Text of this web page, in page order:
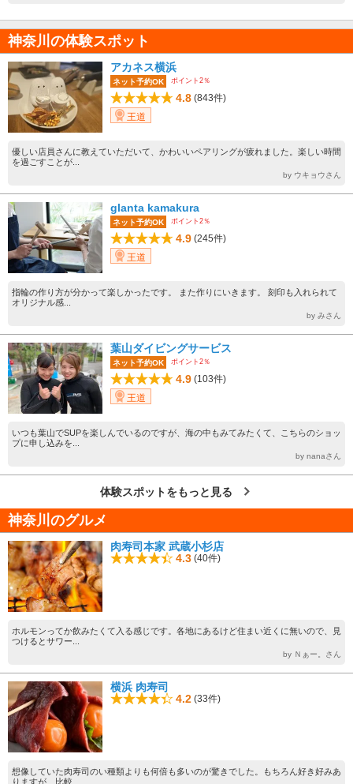
神奈川の体験スポット
アカネス横浜
ネット予約OK ポイント2％
4.8 (843件)
王道
優しい店員さんに教えていただいて、かわいいペアリングが疲れました。楽しい時間
を過ごすことが...
by ウキョウさん
glanta kamakura
ネット予約OK ポイント2％
4.9 (245件)
王道
指輪の作り方が分かって楽しかったです。 また作りにいきます。 刻印も入れられて
オリジナル感...
by みさん
葉山ダイビングサービス
ネット予約OK ポイント2％
4.9 (103件)
王道
いつも葉山でSUPを楽しんでいるのですが、海の中もみてみたくて、こちらのショッ
プに申し込みを...
by nanaさん
体験スポットをもっと見る
神奈川のグルメ
肉寿司本家 武蔵小杉店
4.3 (40件)
ホルモンってか飲みたくて入る感じです。各地にあるけど住まい近くに無いので、見
つけるとサワー...
by Ｎぁー。さん
横浜 肉寿司
4.2 (33件)
想像していた肉寿司のい種類よりも何倍も多いのが驚きでした。もちろん好き好みあ
りますが、比較...